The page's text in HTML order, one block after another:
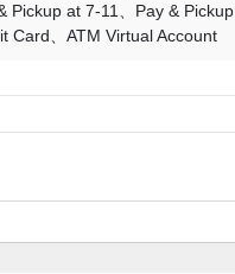
Pickup at 7-11
Pay &
Card
ATM Virtual Account